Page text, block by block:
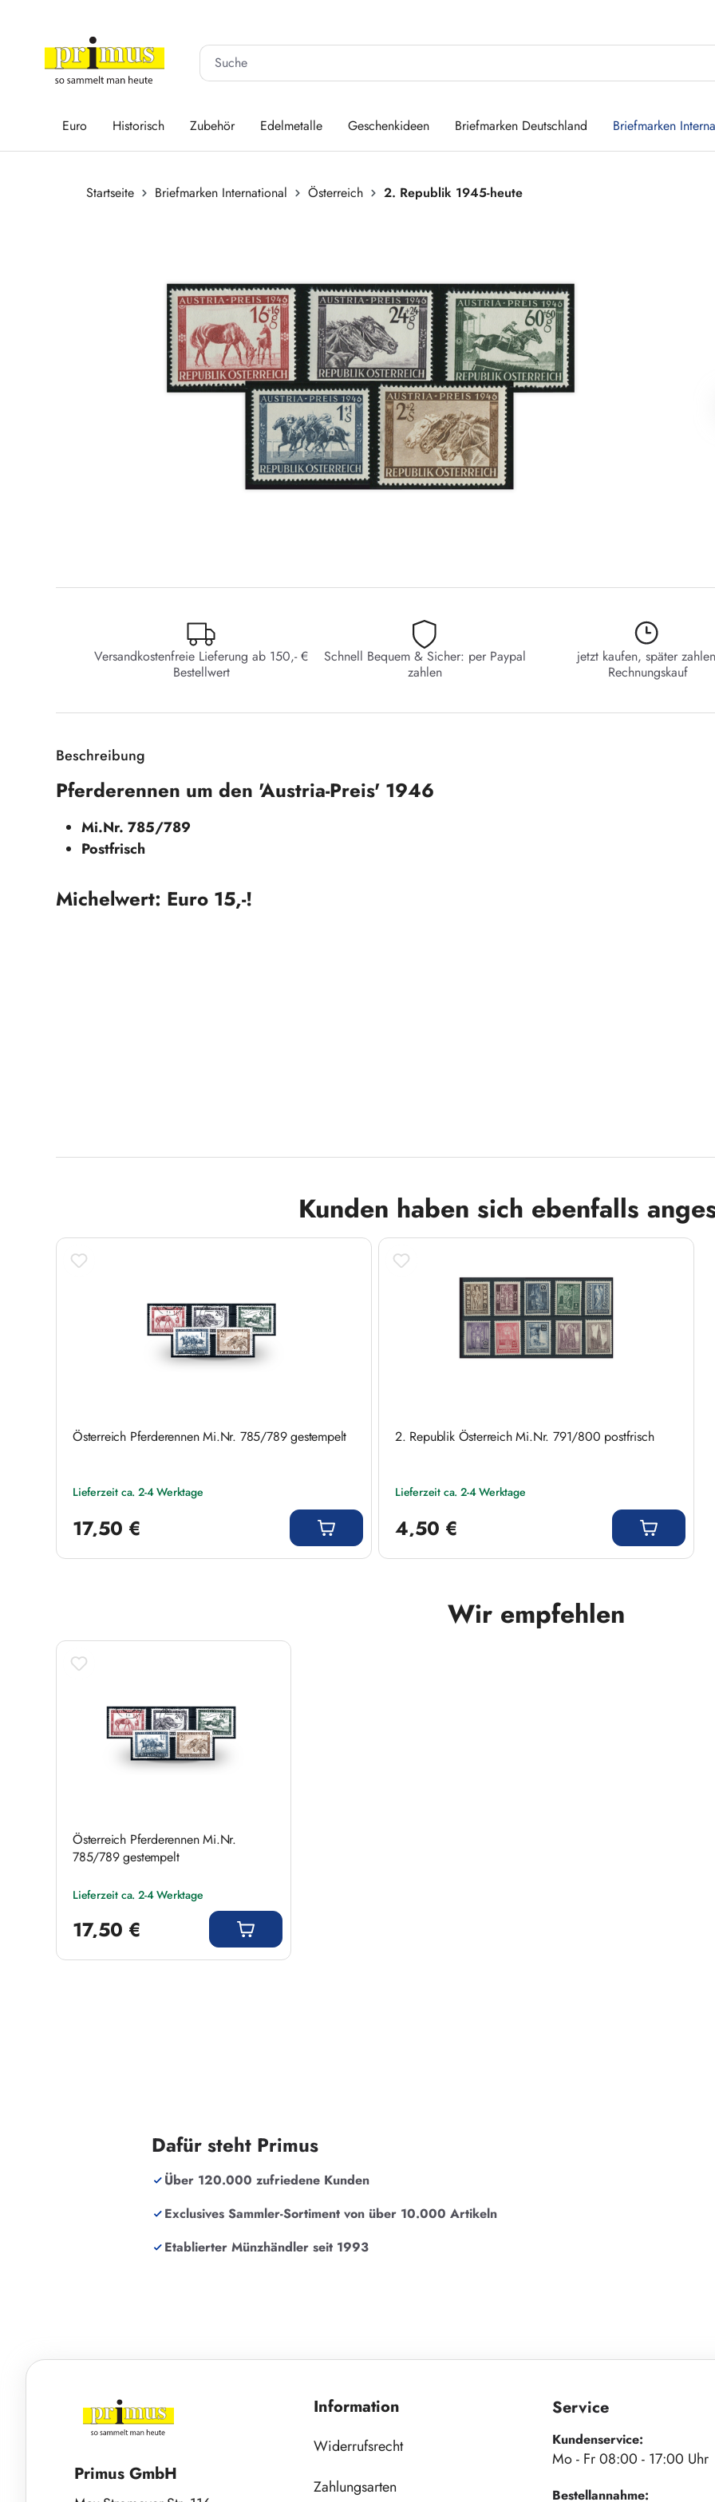
Euro Historisch Zubehör Edelmetalle Geschenkideen Briefmarken Deutschland Briefmarken
Startseite Briefmarken International Österreich
2. Republik 1945-heute
Versandkostenfreie Lieferung ab 150,- €
Bestellwert
Schnell Bequem & Sicher: per Paypal
zahlen
jetzt kaufen, später
Rechnungskauf
Beschreibung
Pferderennen um den 'Austria-Preis' 1946
Mi.Nr. 785/789
Postfrisch
Michelwert: Euro 15,-!
Kunden haben sich ebenfalls
Österreich Pferderennen Mi.Nr. 785/789 gestempelt
Lieferzeit ca. 2-4 Werktage
17,50 €
2. Republik Österreich Mi.Nr. 791/800 postfrisch
Lieferzeit ca. 2-4 Werktage
4,50 €
Wir empfehlen
Produktgalerie überspringen
Österreich Pferderennen Mi.Nr.
785/789 gestempelt
Lieferzeit ca. 2-4 Werktage
17,50 €
Dafür steht Primus
Über 120.000 zufriedene Kunden
Exclusives Sammler-Sortiment von über 10.000 Artikeln
Etablierter Münzhändler seit 1993
Primus GmbH
Information
Widerrufsrecht
Zahlungsarten
Service
Kundenservice:
Mo - Fr 08:00 - 17:00 Uhr
Bestellannahme: